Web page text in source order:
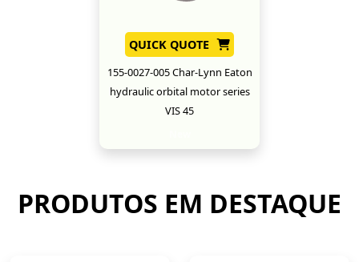
QUICK QUOTE
155-0027-005 Char-Lynn Eaton
hydraulic orbital motor series
VIS 45
PRODUTOS EM DESTAQUE